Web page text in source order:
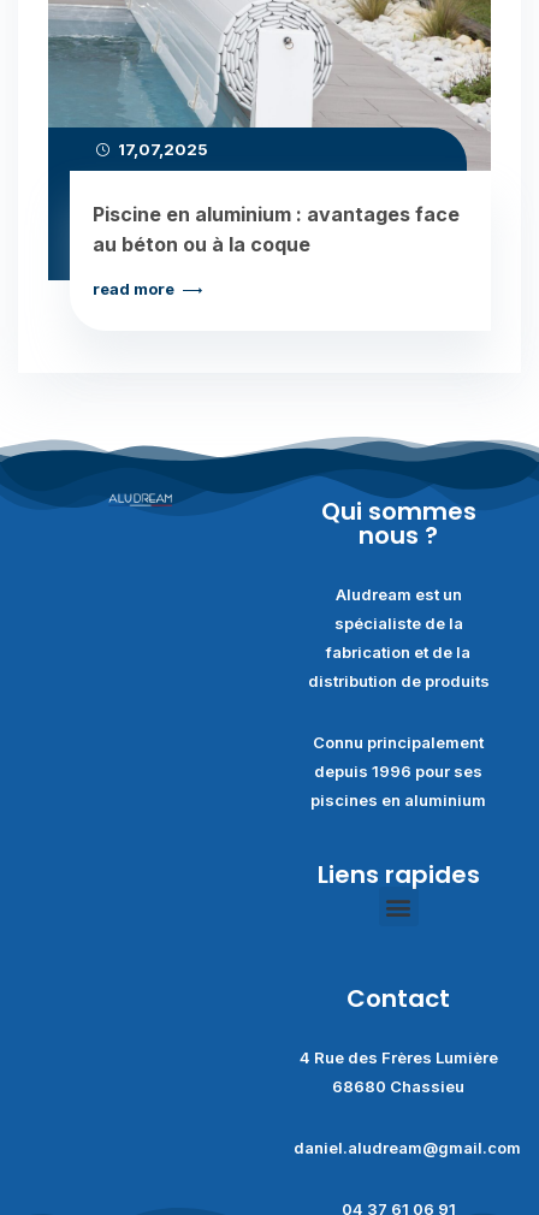
17,07,2025
Piscine en aluminium : avantages face
au béton ou à la coque
read more
Qui sommes
nous ?
Aludream est un
spécialiste de la
fabrication et de la
distribution de produits
Connu principalement
depuis 1996 pour ses
piscines en aluminium
Liens rapides
Contact
4 Rue des Frères Lumière
68680 Chassieu
daniel.aludream@gmail.com
04 37 61 06 91